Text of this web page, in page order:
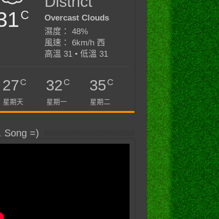
C
Overcast Clouds
濕度： 48%
風速： 6km/h 西
高溫 31 • 低溫 31
27C
星期天
32C
星期一
35C
星期二
Song =)